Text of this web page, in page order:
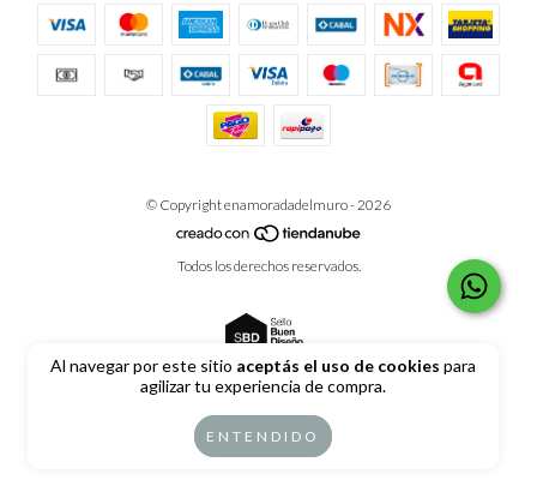
Al navegar por este sitio aceptás el uso de cookies para
agilizar tu experiencia de compra.
ENTENDIDO
© Copyright enamoradadelmuro - 2026
Todos los derechos reservados.
Defensa de las y los consumidores. Para reclamos